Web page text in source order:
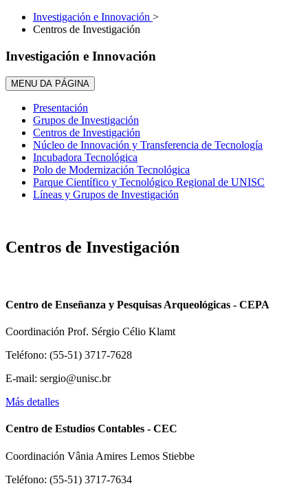
Investigación e Innovación >
Centros de Investigación
Investigación e Innovación
MENU DA PÁGINA
Presentación
Grupos de Investigación
Centros de Investigación
Núcleo de Innovación y Transferencia de Tecnología
Incubadora Tecnológica
Polo de Modernización Tecnológica
Parque Científico y Tecnológico Regional de UNISC
Líneas y Grupos de Investigación
Centros de Investigación
Centro de Enseñanza y Pesquisas Arqueológicas - CEPA
Coordinación Prof. Sérgio Célio Klamt
Teléfono: (55-51) 3717-7628
E-mail: sergio@unisc.br
Más detalles
Centro de Estudios Contables - CEC
Coordinación Vânia Amires Lemos Stiebbe
Teléfono: (55-51) 3717-7634